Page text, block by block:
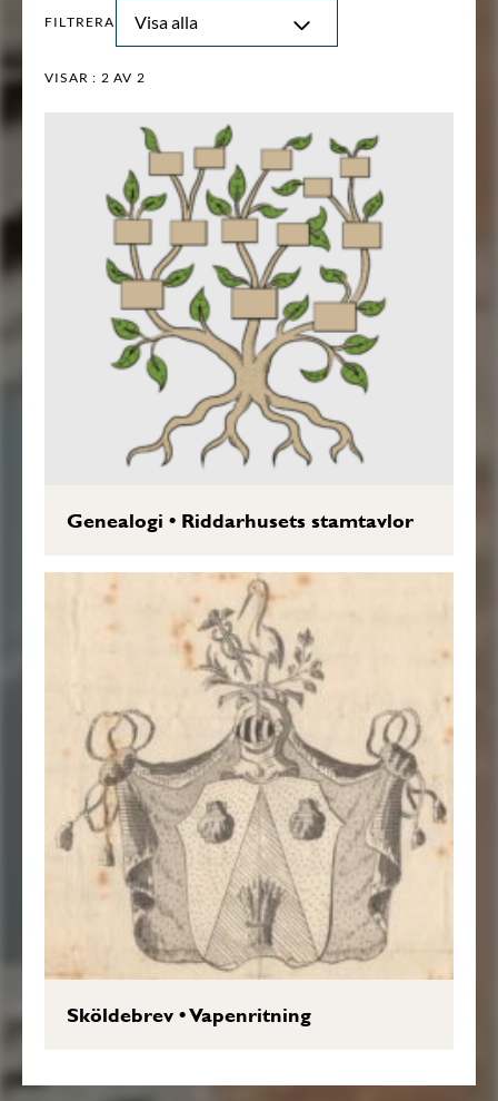
FILTRERA Visa alla
VISAR : 2 AV 2
Genealogi • Riddarhusets stamtavlor
Sköldebrev•Vapenritning